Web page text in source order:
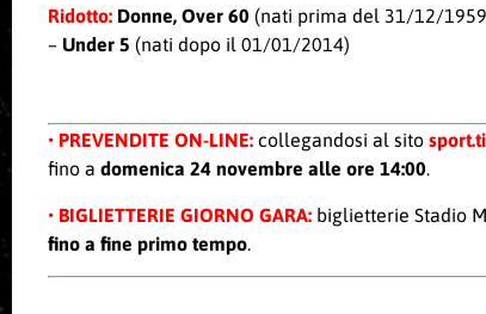
Ridotto: Donne, Over 60 (nati prima del 31/12/
– Under 5 (nati dopo il 01/01/2014)
• PREVENDITE ON-LINE: collegandosi al sito
fino a domenica 24 novembre alle ore 14:00.
• BIGLIETTERIE GIORNO GARA: biglietterie Stadio
fino a fine primo tempo.